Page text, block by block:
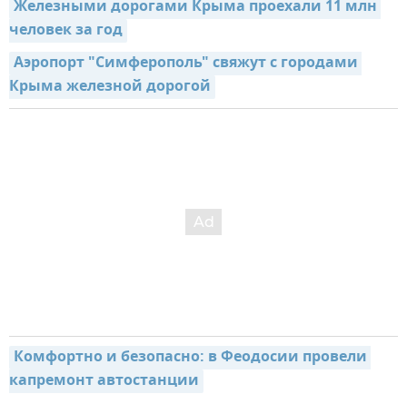
Железными дорогами Крыма проехали 11 млн
человек за год
Аэропорт "Симферополь" свяжут с городами
Крыма железной дорогой
Комфортно и безопасно: в Феодосии провели
капремонт автостанции